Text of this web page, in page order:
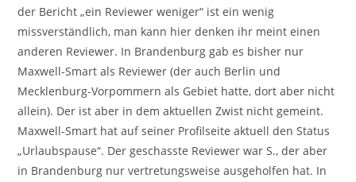
der Bericht „ein Reviewer weniger“ ist ein wenig
missverständlich, man kann hier denken ihr meint einen
anderen Reviewer. In Brandenburg gab es bisher nur
Maxwell-Smart als Reviewer (der auch Berlin und
Mecklenburg-Vorpommern als Gebiet hatte, dort aber nicht
allein). Der ist aber in dem aktuellen Zwist nicht gemeint.
Maxwell-Smart hat auf seiner Profilseite aktuell den Status
„Urlaubspause“. Der geschasste Reviewer war S., der aber
in Brandenburg nur vertretungsweise ausgeholfen hat. In